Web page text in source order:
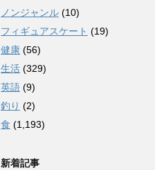
ノンジャンル (10)
フィギュアスケート (19)
健康 (56)
生活 (329)
英語 (9)
釣り (2)
食 (1,193)
新着記事